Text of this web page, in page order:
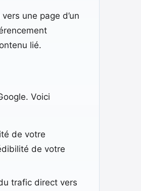
une page d’un
lié.
Voici
de votre
de votre
trafic direct vers